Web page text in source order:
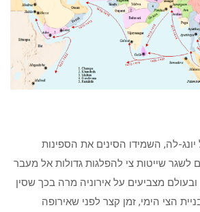
לה, השמידו הסינים את הספינות
לשגר שייטות צי להפלגות גדולות אל מעבר
ובעולם מצביעים על אירוניה מרה בכך שסין
הצי הימי, זמן קצר לפני שאירופה